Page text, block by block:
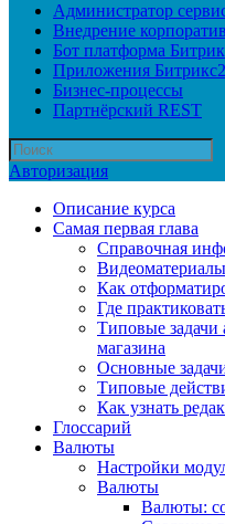
Администратор
Внедрение
Бот платформа
Приложения
Бизнес-процессы
Партнёрский REST
Авторизация
Описание курса
Самая первая глава
Справочная
Как
Где
Типовые задачи
магазина
Основные
Типовые
Как узнать
Глоссарий
Валюты
Настройки
Валюты
Валюты: